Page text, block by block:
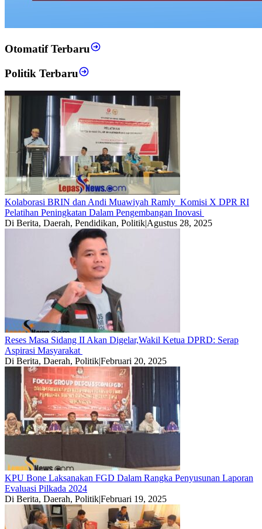
Otomatif Terbaru
Politik Terbaru
Kolaborasi BRIN dan Andi Muawiyah Ramly Komisi X DPR RI
Pelatihan Peningkatan Dalam Pengembangan Inovasi
Di Berita, Daerah, Pendidikan, Politik|Agustus 28, 2025
Reses Masa Sidang II Akan Digelar,Wakil Ketua DPRD: Serap
Aspirasi Masyarakat
Di Berita, Daerah, Politik|Februari 20, 2025
KPU Bone Laksanakan FGD Dalam Rangka Penyusunan Laporan
Evaluasi Pilkada 2024
Di Berita, Daerah, Politik|Februari 19, 2025